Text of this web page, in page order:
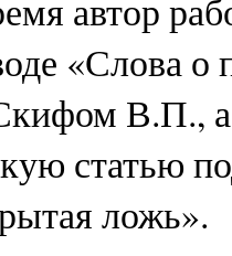
автор
«Слова
В.П., а
статью
ложь».